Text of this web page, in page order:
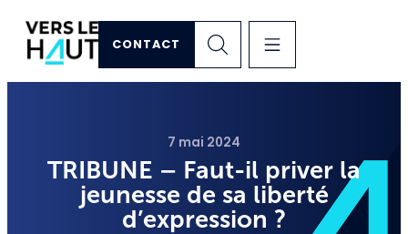
CONTACT
7 mai 2024
TRIBUNE – Faut-il priver la
jeunesse de sa liberté
d’expression ?